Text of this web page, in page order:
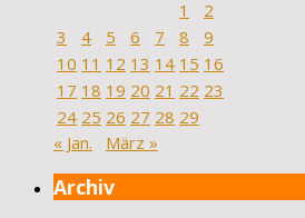
1
2
3
4 5 6 7 8
9
10 11 12 13 14 15 16
17 18 19 20 21 22 23
24 25 26 27 28 29
« Jan.
März »
Archiv